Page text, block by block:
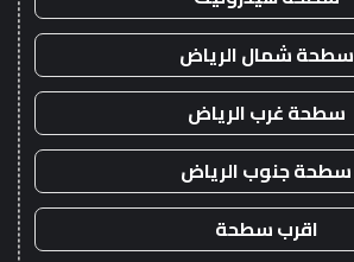
سطحة شمال الرياض
سطحة غرب الرياض
سطحة جنوب الرياض
اقرب سطحة